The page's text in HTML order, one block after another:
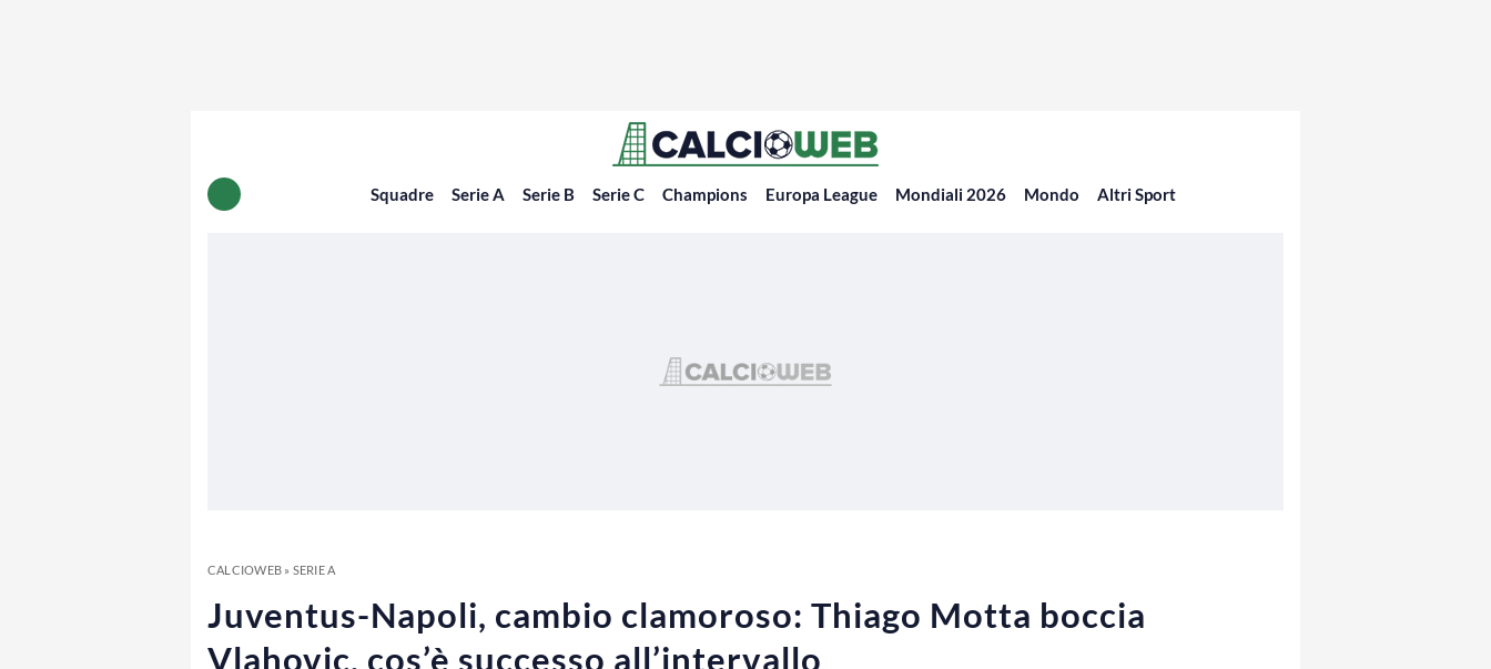
Squadre Serie A Serie B Serie C Champions Europa League Mondiali 2026 Mondo Altri Sport
CALCIOWEB» SERIE A
Juventus-Napoli, cambio clamoroso: Thiago Motta boccia
Vlahovic, cos’è successo all’intervallo